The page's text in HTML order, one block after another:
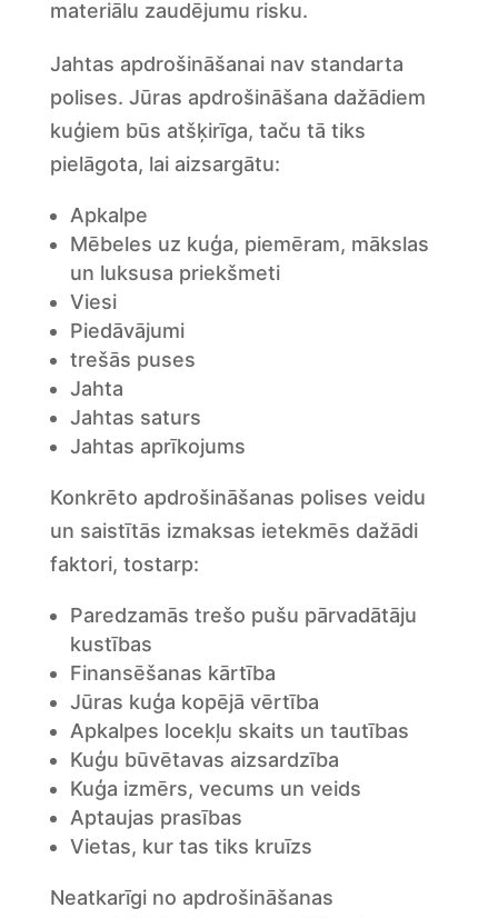
materiālu zaudējumu risku.
Jahtas apdrošināšanai nav standarta
polises. Jūras apdrošināšana dažādiem
kuģiem būs atšķirīga, taču tā tiks
pielāgota, lai aizsargātu:
Apkalpe
Mēbeles uz kuģa, piemēram, mākslas
un luksusa priekšmeti
Viesi
Piedāvājumi
trešās puses
Jahta
Jahtas saturs
Jahtas aprīkojums
Konkrēto apdrošināšanas polises veidu
un saistītās izmaksas ietekmēs dažādi
faktori, tostarp:
Paredzamās trešo pušu pārvadātāju
kustības
Finansēšanas kārtība
Jūras kuģa kopējā vērtība
Apkalpes locekļu skaits un tautības
Kuģu būvētavas aizsardzība
Kuģa izmērs, vecums un veids
Aptaujas prasības
Vietas, kur tas tiks kruīzs
Neatkarīgi no apdrošināšanas